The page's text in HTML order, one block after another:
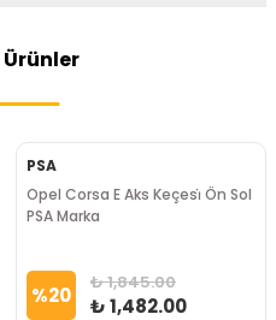
Ürünler
PSA
Opel Corsa E Aks Keçesi̇ Ön Sol
PSA Marka
%20 ₺ 1,845.00
₺ 1,482.00